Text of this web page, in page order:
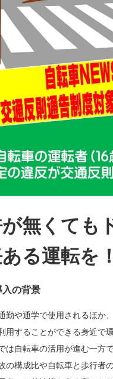
無くても
る運転を！
の背景
勤や通学で使用されるほか
用することができる身近で
は自転車の活用が進む一方
の構成比や自転車と歩行者